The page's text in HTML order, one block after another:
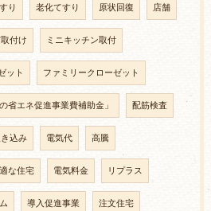
り 老化てすり 原状回復 店舗
付け ミニキッチン取付
ット ファミリークローゼット
省エネ促進事業費補助金」 配筋検査
込み 電気代 高騰
な住宅 電気料金 リプラス
導入促進事業 注文住宅